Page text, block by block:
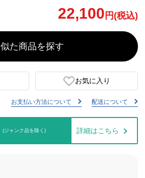
22,100 円(税込)
似た商品を探す
お気に入り
お支払い方法について 配送について
(ジャンク品を除く) 詳細はこちら